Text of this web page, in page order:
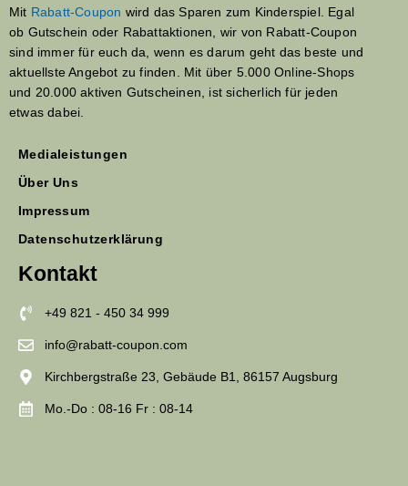
Mit Rabatt-Coupon wird das Sparen zum Kinderspiel. Egal
ob Gutschein oder Rabattaktionen, wir von Rabatt-Coupon
sind immer für euch da, wenn es darum geht das beste und
aktuellste Angebot zu finden. Mit über 5.000 Online-Shops
und 20.000 aktiven Gutscheinen, ist sicherlich für jeden
etwas dabei.
Medialeistungen
Über Uns
Impressum
Datenschutzerklärung
Kontakt
+49 821 - 450 34 999
info@rabatt-coupon.com
Kirchbergstraße 23, Gebäude B1, 86157 Augsburg
Mo.-Do : 08-16 Fr : 08-14